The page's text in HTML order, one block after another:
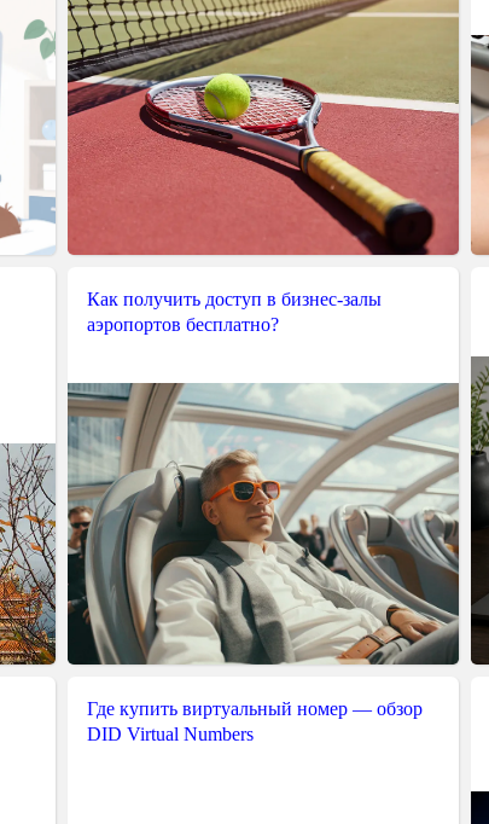
Как получить доступ в бизнес-залы
аэропортов бесплатно?
Где купить виртуальный номер — обзор
DID Virtual Numbers